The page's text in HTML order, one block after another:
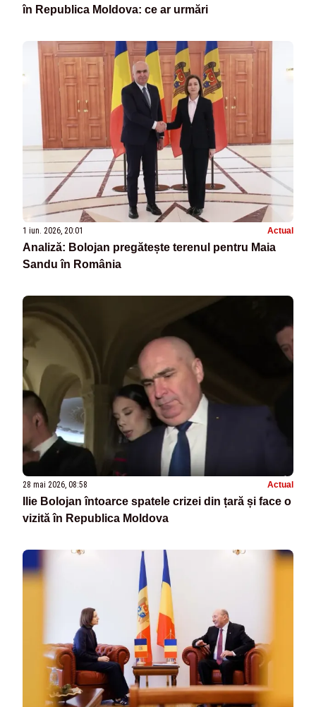
în Republica Moldova: ce ar urmări
1 iun. 2026, 20:01 Actual
Analiză: Bolojan pregătește terenul pentru Maia
Sandu în România
28 mai 2026, 08:58 Actual
Ilie Bolojan întoarce spatele crizei din țară și face o
vizită în Republica Moldova